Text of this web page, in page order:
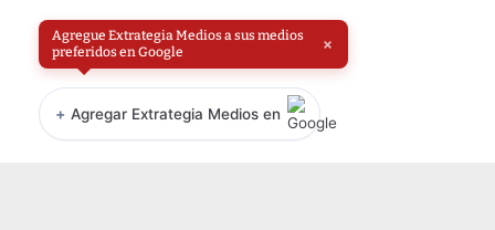
Agregue Extrategia Medios a sus medios
preferidos en Google
×
+ Agregar Extrategia Medios en